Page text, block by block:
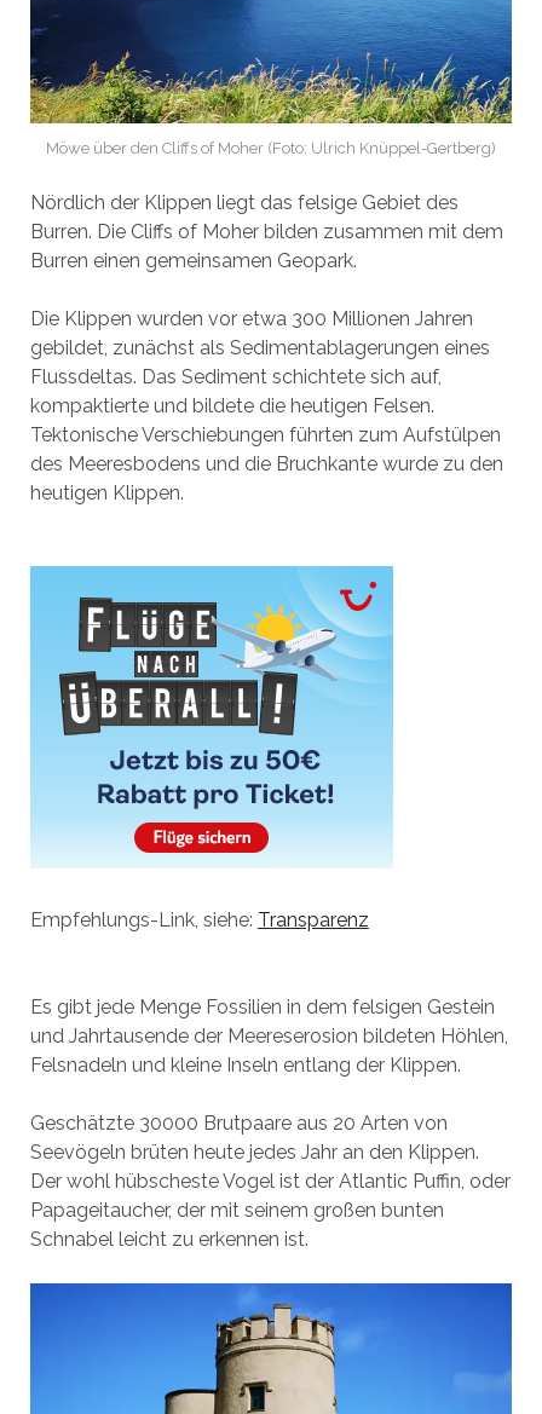
Möwe über den Cliffs of Moher (Foto: Ulrich Knüppel-Gertberg)
Nördlich der Klippen liegt das felsige Gebiet des
Burren. Die Cliffs of Moher bilden zusammen mit dem
Burren einen gemeinsamen Geopark.
Die Klippen wurden vor etwa 300 Millionen Jahren
gebildet, zunächst als Sedimentablagerungen eines
Flussdeltas. Das Sediment schichtete sich auf,
kompaktierte und bildete die heutigen Felsen.
Tektonische Verschiebungen führten zum Aufstülpen
des Meeresbodens und die Bruchkante wurde zu den
heutigen Klippen.
Empfehlungs-Link, siehe: Transparenz
Es gibt jede Menge Fossilien in dem felsigen Gestein
und Jahrtausende der Meereserosion bildeten Höhlen,
Felsnadeln und kleine Inseln entlang der Klippen.
Geschätzte 30000 Brutpaare aus 20 Arten von
Seevögeln brüten heute jedes Jahr an den Klippen.
Der wohl hübscheste Vogel ist der Atlantic Puffin, oder
Papageitaucher, der mit seinem großen bunten
Schnabel leicht zu erkennen ist.